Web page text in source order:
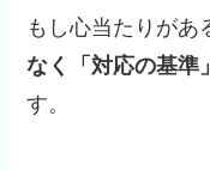
もし心当たりがあ
なく「対応の基準
す。